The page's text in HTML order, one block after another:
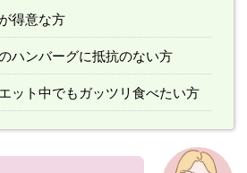
得意な方
ハンバーグに抵抗のない方
ット中でもガッツリ食べたい方